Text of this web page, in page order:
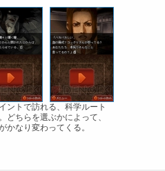
ントで訪れる、科学ルート
どちらを選ぶかによって、
かなり変わってくる。